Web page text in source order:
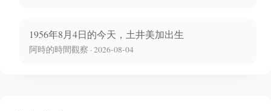
1956年8月4日的今天，土井美加出生
阿時的時間觀察 · 2026-08-04